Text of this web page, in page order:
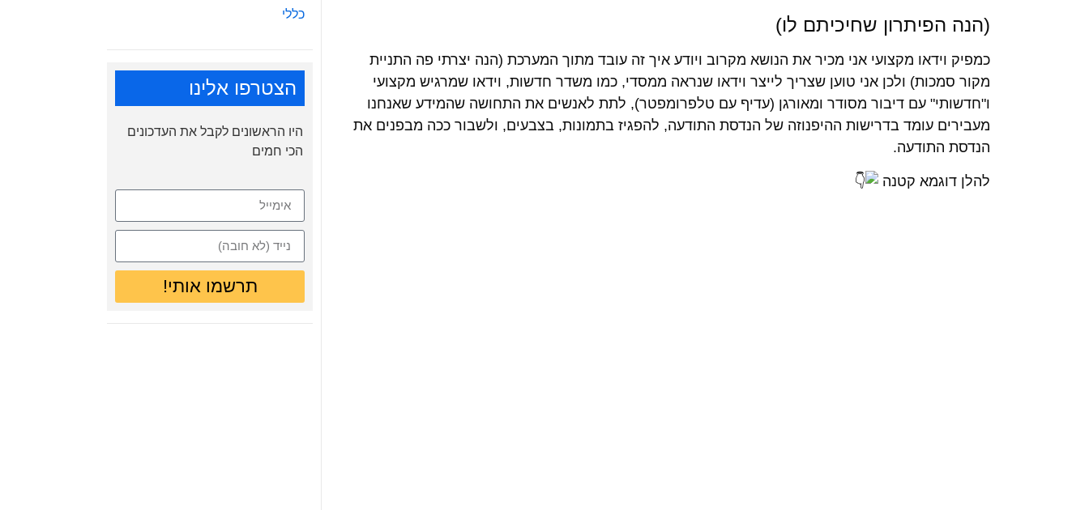
(הנה הפיתרון שחיכיתם לו)
כמפיק וידאו מקצועי אני מכיר את הנושא מקרוב ויודע איך זה עובד מתוך המערכת (הנה יצרתי פה התניית
מקור סמכות) ולכן אני טוען שצריך לייצר וידאו שנראה ממסדי, כמו משדר חדשות, וידאו שמרגיש מקצועי
ו"חדשותי" עם דיבור מסודר ומאורגן (עדיף עם טלפרומפטר), לתת לאנשים את התחושה שהמידע שאנחנו
מעבירים עומד בדרישות ההיפנוזה של הנדסת התודעה, להפגיז בתמונות, בצבעים, ולשבור ככה מבפנים את
הנדסת התודעה.
להלן דוגמא קטנה
כללי
הצטרפו אלינו
היו הראשונים לקבל את העדכונים
הכי חמים
תרשמו אותי!